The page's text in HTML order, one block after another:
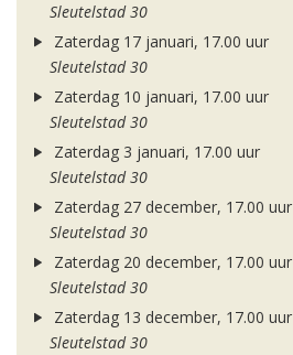
Sleutelstad 30
Zaterdag 17 januari, 17.00 uur
Sleutelstad 30
Zaterdag 10 januari, 17.00 uur
Sleutelstad 30
Zaterdag 3 januari, 17.00 uur
Sleutelstad 30
Zaterdag 27 december, 17.00 uur
Sleutelstad 30
Zaterdag 20 december, 17.00 uur
Sleutelstad 30
Zaterdag 13 december, 17.00 uur
Sleutelstad 30